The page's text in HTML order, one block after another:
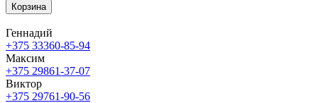
Корзина
Геннадий
+375 33360-85-94
Максим
+375 29861-37-07
Виктор
+375 29761-90-56